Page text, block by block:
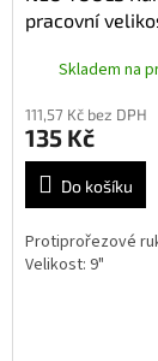
pracovní
4X43D, 97-
Skladem na
111,57 Kč bez DPH
135 Kč
Do košíku
Protiprořezové
Velikost: 9"